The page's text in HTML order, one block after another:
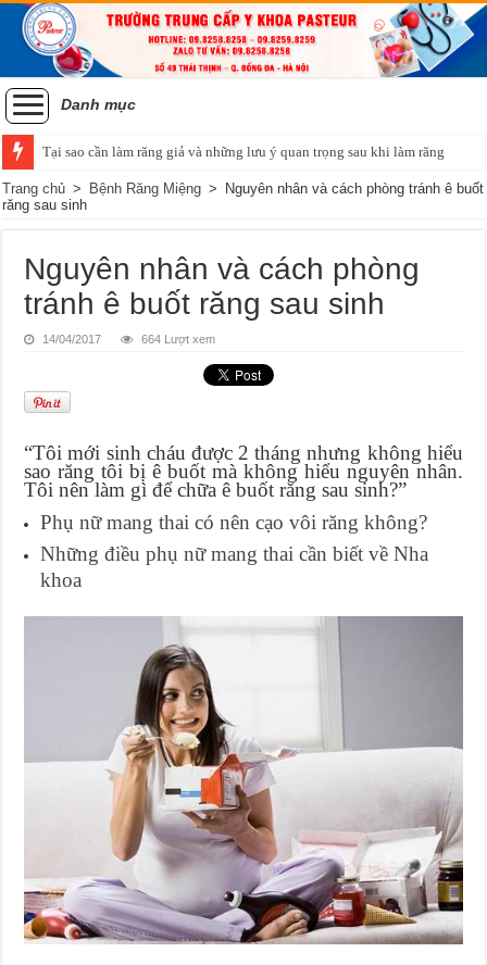
Danh mục
Tại sao cần làm răng giả và những lưu ý quan trọng sau khi làm răng
Trang chủ > Bệnh Răng Miệng > Nguyên nhân và cách phòng tránh ê buốt
răng sau sinh
Nguyên nhân và cách phòng
tránh ê buốt răng sau sinh
14/04/2017 664 Lượt xem
“Tôi mới sinh cháu được 2 tháng nhưng không hiểu
sao răng tôi bị ê buốt mà không hiểu nguyên nhân.
Tôi nên làm gì để chữa ê buốt răng sau sinh?”
Phụ nữ mang thai có nên cạo vôi răng không?
Những điều phụ nữ mang thai cần biết về Nha
khoa